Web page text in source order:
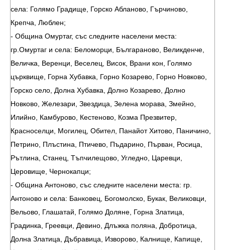
села: Голямо Градище, Горско Абланово, Гърчиново,
Крепча, Люблен;
- Община Омуртаг, със следните населени места:
гр.Омуртаг и села: Беломорци, Българаново, Великденче,
Величка, Веренци, Веселец, Висок, Врани кон, Голямо
църквище, Горна Хубавка, Горно Козарево, Горно Новково,
Горско село, Долна Хубавка, Долно Козарево, Долно
Новково, Железари, Звездица, Зелена морава, Змейно,
Илийно, Камбурово, Кестеново, Козма Презвитер,
Красноселци, Могилец, Обител, Панайот Хитово, Паничино,
Петрино, Плъстина, Птичево, Пъдарино, Първан, Росица,
Рътлина, Станец, Тъпчилещово, Угледно, Царевци,
Церовище, Чернокапци;
- Община Антоново, със следните населени места: гр.
Антоново и села: Банковец, Богомолско, Букак, Великовци,
Вельово, Глашатай, Голямо Доляне, Горна Златица,
Градинка, Греевци, Девино, Длъжка поляна, Добротица,
Долна Златица, Дъбравица, Изворово, Калнище, Капище,